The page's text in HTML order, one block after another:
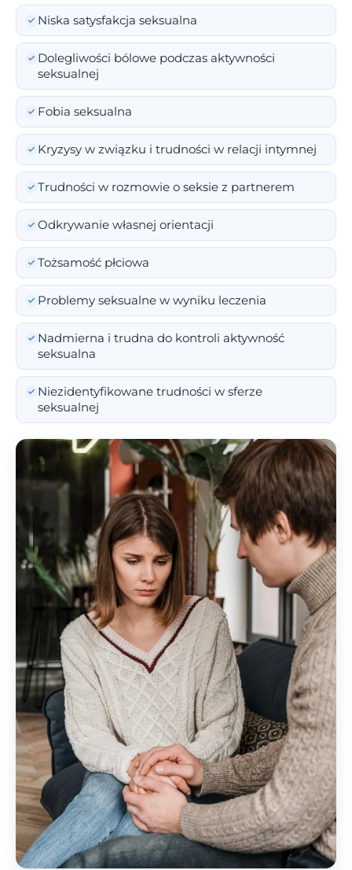
Niska satysfakcja seksualna
Dolegliwości bólowe podczas aktywności
seksualnej
Fobia seksualna
Kryzysy w związku i trudności w relacji intymnej
Trudności w rozmowie o seksie z partnerem
Odkrywanie własnej orientacji
Tożsamość płciowa
Problemy seksualne w wyniku leczenia
Nadmierna i trudna do kontroli aktywność
seksualna
Niezidentyfikowane trudności w sferze
seksualnej